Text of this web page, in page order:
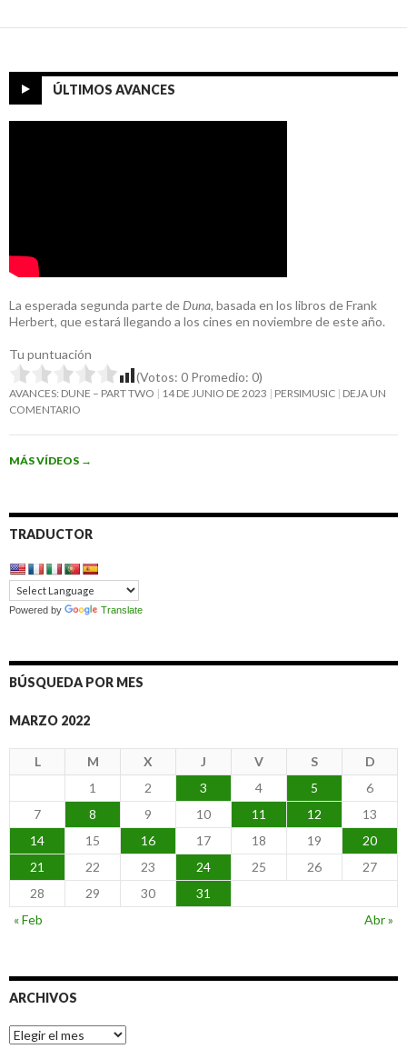
ÚLTIMOS AVANCES
La esperada segunda parte de Duna, basada en los libros de Frank
Herbert, que estará llegando a los cines en noviembre de este año.
Tu puntuación
(Votos: 0 Promedio: 0)
AVANCES: DUNE – PART TWO 14 DE JUNIO DE 2023 PERSIMUSIC DEJA UN
COMENTARIO
MÁS VÍDEOS →
TRADUCTOR
Powered by Translate
BÚSQUEDA POR MES
MARZO 2022
L M X J V S
D
1
2 3 4 5
6
7
8 9 10 11 12
13
14
15 16 17 18 19
20
21
22 23 24 25 26
27
28
29 30
31
« Feb
Abr »
ARCHIVOS
Archivos